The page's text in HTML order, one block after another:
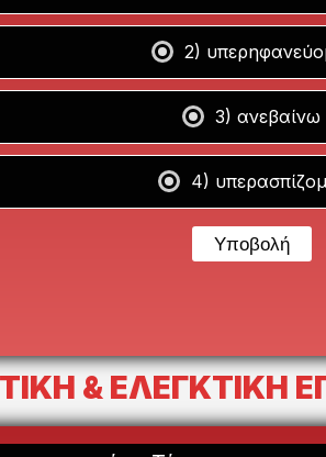
2)
3) ανεβαίνω
4)
& ΕΛΕΓΚΤΙΚΗ